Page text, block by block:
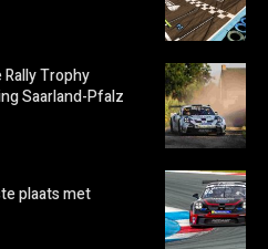
Trophy
Saarland-Pfalz
plaats met